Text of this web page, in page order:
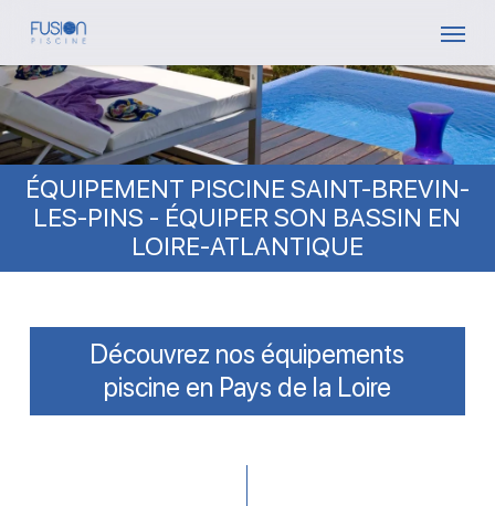
Skip
main
content
ÉQUIPEMENT PISCINE SAINT-BREVIN-
LES-PINS - ÉQUIPER SON BASSIN EN
LOIRE-ATLANTIQUE
Découvrez nos équipements
piscine en Pays de la Loire